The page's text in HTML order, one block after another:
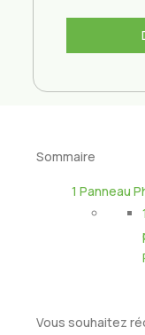
Sommaire
1 Panneau
Vous souhaitez